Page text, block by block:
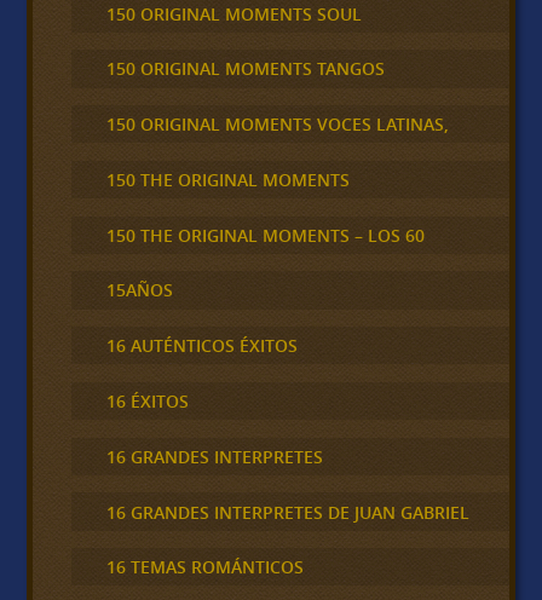
150 ORIGINAL MOMENTS SOUL
150 ORIGINAL MOMENTS TANGOS
150 ORIGINAL MOMENTS VOCES LATINAS,
150 THE ORIGINAL MOMENTS
150 THE ORIGINAL MOMENTS – LOS 60
15AÑOS
16 AUTÉNTICOS ÉXITOS
16 ÉXITOS
16 GRANDES INTERPRETES
16 GRANDES INTERPRETES DE JUAN GABRIEL
16 TEMAS ROMÁNTICOS